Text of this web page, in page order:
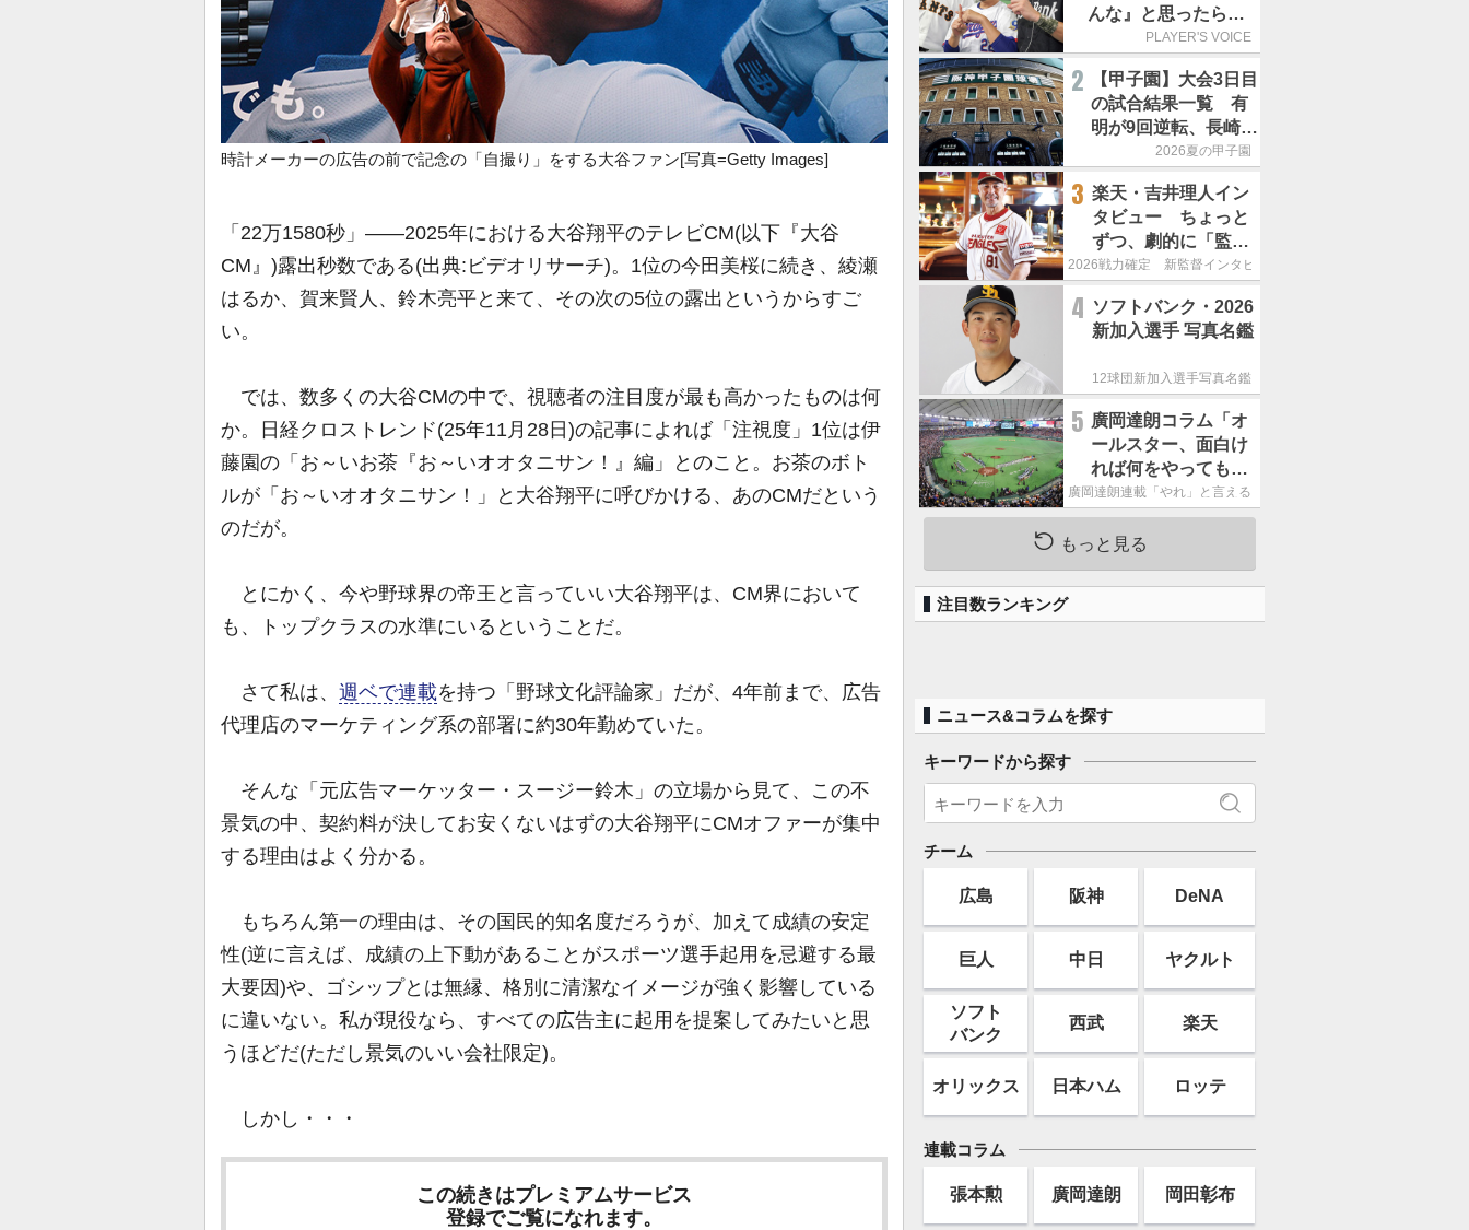
時計メーカーの広告の前で記念の「自撮り」をする大谷ファン[写真=Getty Images]
「22万1580秒」――2025年における大谷翔平のテレビCM(以下『大谷
CM』)露出秒数である(出典:ビデオリサーチ)。1位の今田美桜に続き、綾瀬
はるか、賀来賢人、鈴木亮平と来て、その次の5位の露出というからすご
い。
では、数多くの大谷CMの中で、視聴者の注目度が最も高かったものは何
か。日経クロストレンド(25年11月28日)の記事によれば「注視度」1位は伊
藤園の「お～いお茶『お～いオオタニサン！』編」とのこと。お茶のボト
ルが「お～いオオタニサン！」と大谷翔平に呼びかける、あのCMだという
のだが。
とにかく、今や野球界の帝王と言っていい大谷翔平は、CM界において
も、トップクラスの水準にいるということだ。
さて私は、 週ベで連載を持つ「野球文化評論家」だが、4年前まで、広告
代理店のマーケティング系の部署に約30年勤めていた。
そんな「元広告マーケッター・スージー鈴木」の立場から見て、この不
景気の中、契約料が決してお安くないはずの大谷翔平にCMオファーが集中
する理由はよく分かる。
もちろん第一の理由は、その国民的知名度だろうが、加えて成績の安定
性(逆に言えば、成績の上下動があることがスポーツ選手起用を忌避する最
大要因)や、ゴシップとは無縁、格別に清潔なイメージが強く影響している
に違いない。私が現役なら、すべての広告主に起用を提案してみたいと思
うほどだ(ただし景気のいい会社限定)。
しかし・・・
この続きはプレミアムサービス
登録でご覧になれます。
んな』と思ったら坂
本勇人が来た！」／
PLAYER'S VOICE
2
【甲子園】大会3日目
の試合結果一覧 有
明が9回逆転、長崎日
大は15得点で大勝
2026夏の甲子園
3 楽天・吉井理人イン
タビュー ちょっと
ずつ、劇的に「監督
が代わると何もかも
は、チームにとって
良くないことなんで
2026戦力確定 新監督インタビュー
4 ソフトバンク・2026
新加入選手 写真名鑑
12球団新加入選手写真名鑑
5 廣岡達朗コラム「オ
ールスター、面白け
れば何をやってもい
いという発想は大間
違い」
廣岡達朗連載「やれ」と言える信念
もっと見る
注目数ランキング
ニュース&コラムを探す
キーワードから探す
チーム
広島 阪神 DeNA
巨人 中日 ヤクルト
ソフト
バンク
西武 楽天
オリックス 日本ハム ロッテ
連載コラム
張本勲 廣岡達朗 岡田彰布